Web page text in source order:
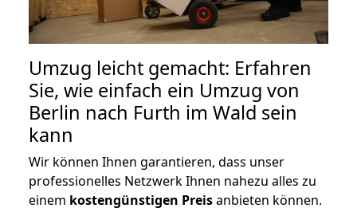
Umzug leicht gemacht: Erfahren
Sie, wie einfach ein Umzug von
Berlin nach Furth im Wald sein
kann
Wir können Ihnen garantieren, dass unser
professionelles Netzwerk Ihnen nahezu alles zu
einem kostengünstigen Preisanbieten können.